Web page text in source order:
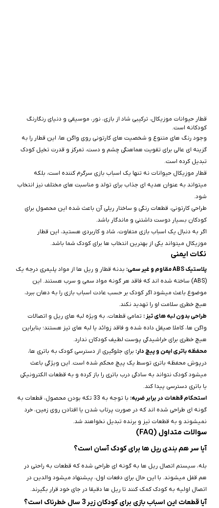
قطار حیوانات موزیکال، ترکیبی شاد از بازی، نور، موسیقی و دنیای رنگارنگ
کودکانه است.
وجود رنگ‌ های متنوع و شخصیت‌ های کارتونی روی واگن‌ ها، این قطار را به
گزینه‌ ای عالی برای تقویت هماهنگی چشم و دست، تمرکز و قدرت تخیل کودک
تبدیل کرده است.
قطار موزیکال حیوانات نه‌ تنها یک اسباب‌ بازی سرگرم‌ کننده است، بلکه
میتواند به‌ عنوان هدیه‌ ای جذاب برای تولد و مناسبت‌ های مختلف نیز انتخاب
شود.
طراحی کارتونی، قطعات رنگی و ساختار ریلی آن باعث شده این محصول برای
کودکان بسیار دوست‌ داشتنی و ماندگار باشد.
اگر به دنبال یک اسباب‌ بازی متفاوت، شاد و کاربردی هستید، این قطار
موزیکال میتواند یکی از بهترین انتخاب‌ ها برای کودک شما باشد.
نکات ایمنی
پلاستیک ABS مقاوم و غیر سمی:
بدنه قطار و ریل‌ ها از مواد پلیمری درجه یک
(ABS) ساخته شده‌ اند که فاقد هر گونه مواد سمی و سرب هستند. این
موضوع باعث میشود اگر کودک بر حسب عادت اسباب‌ بازی را به دهان ببرد،
هیچ خطری سلامت او را تهدید نکند.
طراحی بدون لبه‌ های تیز : تمامی قطعات، به‌ ویژه لبه‌ های ریل و اتصالات
واگن‌ ها، کاملا صیقل داده شده و فاقد زوائد یا لبه‌ های تیز هستند؛ بنابراین
هیچ خطری برای خراشیدگی پوست لطیف کودکان ندارد.
محفظه باتری ایمن و پیچ‌ دار: برای جلوگیری از دسترسی کودک به باتری‌ ها،
درپوش محفظه باتری توسط یک پیچ محکم شده است. این ویژگی باعث
میشود کودک نتواند به‌ سادگی درب باتری را باز کرده و به قطعات الکترونیکی
یا باتری دسترسی پیدا کند.
استحکام قطعات در برابر ضربه:
با توجه به 33 تکه بودن محصول، قطعات به‌
گونه‌ ای طراحی شده‌ اند که در صورت پرتاب شدن یا افتادن روی زمین، خرد
نمیشوند و به قطعات تیز و برنده تبدیل نخواهند شد.
سوالات متداول (FAQ)
آیا سر هم‌ بندی ریل‌ ها برای کودک آسان است؟
بله، سیستم اتصال ریل‌ ها به گونه‌ ای طراحی شده که قطعات به‌ راحتی در
هم قفل میشوند. با این حال برای دفعات اول، پیشنهاد میشود والدین در
اتصال اولیه به کودک کمک کنند تا ریل‌ ها دقیقا در جای خود قرار بگیرند.
آیا قطعات این اسباب‌ بازی برای کودکان زیر 3 سال خطرناک است؟